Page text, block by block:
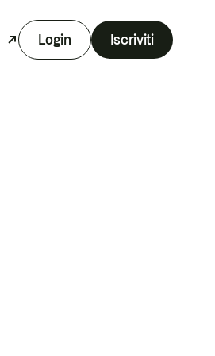
Login Iscriviti